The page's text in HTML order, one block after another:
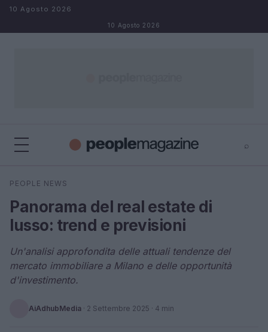
Salta al contenuto
10 Agosto 2026
10 Agosto 2026
⌕
Cerca
PEOPLE NEWS
Panorama del real estate di
lusso: trend e previsioni
Un'analisi approfondita delle attuali tendenze del
mercato immobiliare a Milano e delle opportunità
d'investimento.
AiAdhubMedia · 2 Settembre 2025 · 4 min